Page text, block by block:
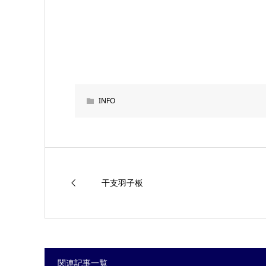
INFO
干支羽子板
関連記事一覧